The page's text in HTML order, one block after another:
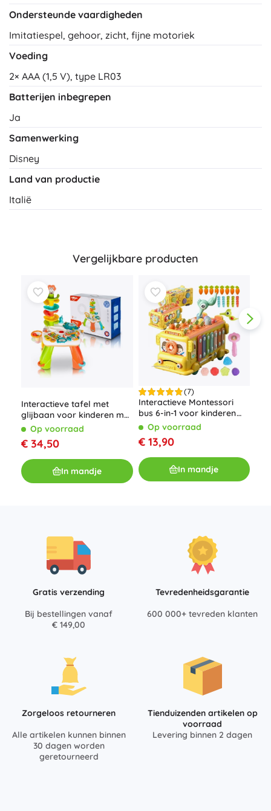
Ondersteunde vaardigheden
Imitatiespel, gehoor, zicht, fijne motoriek
Voeding
2× AAA (1,5 V), type LR03
Batterijen inbegrepen
Ja
Samenwerking
Disney
Land van productie
Italië
Vergelijkbare producten
Interactieve tafel met
glijbaan voor kinderen met
licht en geluid
Op voorraad
€ 34,50
In mandje
(7)
Interactieve Montessori
bus 6-in-1 voor kinderen
vanaf 18 maanden
Op voorraad
€ 13,90
In mandje
Gratis verzending
Bij bestellingen vanaf
€ 149,00
Tevredenheidsgarantie
600 000+ tevreden klanten
Zorgeloos retourneren
Alle artikelen kunnen binnen
30 dagen worden
geretourneerd
Tienduizenden artikelen op
voorraad
Levering binnen 2 dagen